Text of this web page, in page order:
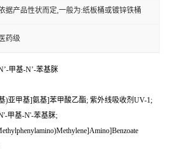
据产品性状而定,一般为:纸板桶或镀锌铁桶
医药级
甲基-N’-苯基脒
)亚甲基]氨基]苯甲酸乙酯; 紫外线吸收剂UV-1;
甲基-N'-苯基脒;